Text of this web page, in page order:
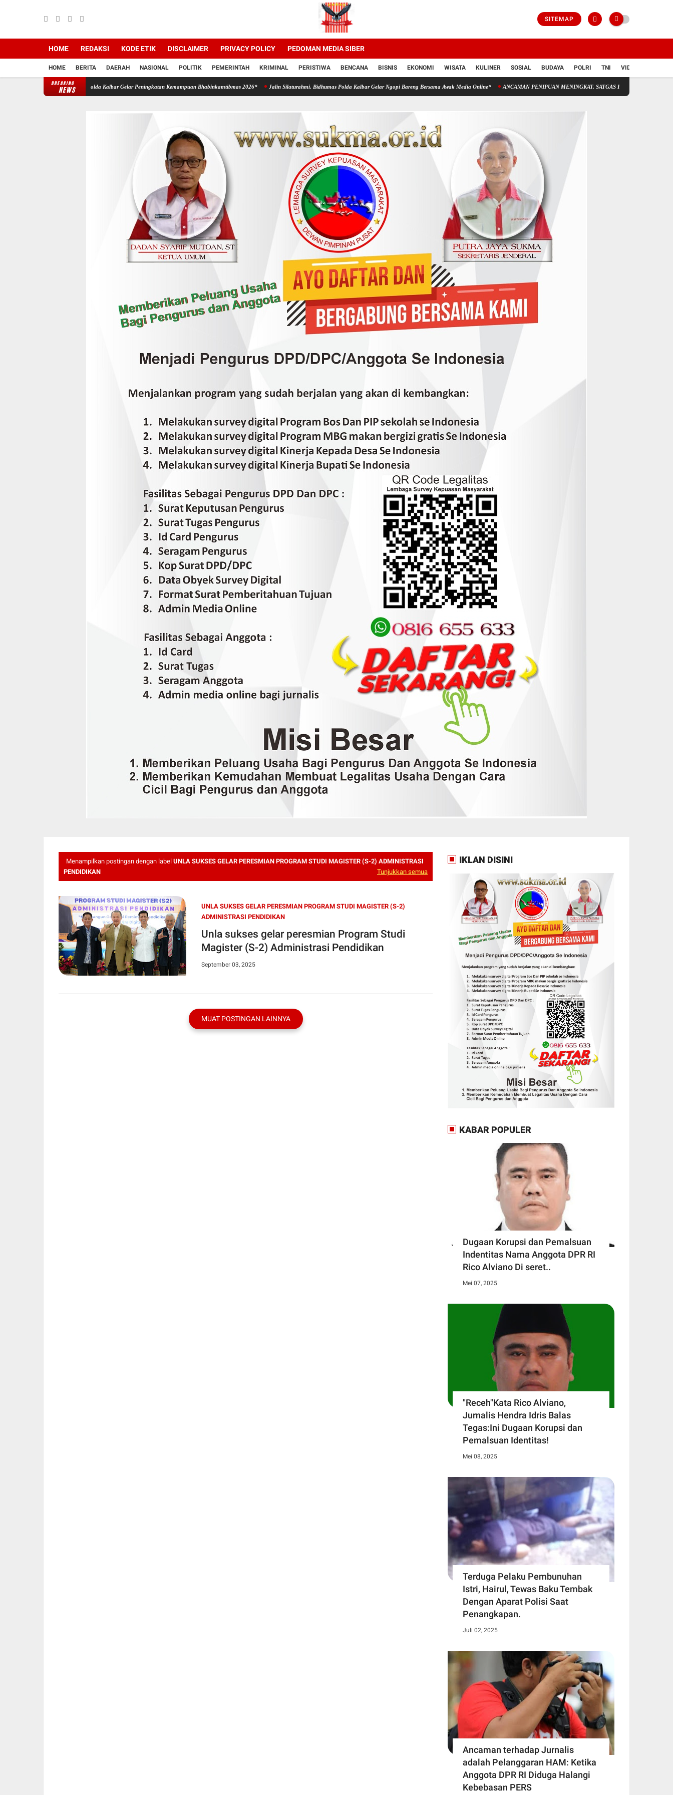
SITEMAP
HOME REDAKSI KODE ETIK DISCLAIMER PRIVACY POLICY PEDOMAN MEDIA SIBER
HOME BERITA DAERAH NASIONAL POLITIK PEMERINTAH KRIMINAL PERISTIWA BENCANA BISNIS EKONOMI WISATA KULINER SOSIAL BUDAYA POLRI TNI VIDIO
BREAKING
NEWS
dan Keamanan Desa, Polda Kalbar Gelar Peningkatan Kemampuan Bhabinkamtibmas 2026* Jalin Silaturahmi, Bidhumas Polda Kalbar Gelar Ngopi Bareng Bersama Awak Media Online* ANCAMAN PENIPUAN MENINGKAT, SATGAS PASTI PERKUAT PENINDAKAN
Menampilkan postingan dengan label UNLA SUKSES GELAR PERESMIAN PROGRAM STUDI MAGISTER (S-2) ADMINISTRASI
PENDIDIKAN
Tunjukkan semua
UNLA SUKSES GELAR PERESMIAN PROGRAM STUDI MAGISTER (S-2)
ADMINISTRASI PENDIDIKAN
Unla sukses gelar peresmian Program Studi
Magister (S-2) Administrasi Pendidikan
September 03, 2025
MUAT POSTINGAN LAINNYA
IKLAN DISINI
KABAR POPULER
Dugaan Korupsi dan Pemalsuan
Indentitas Nama Anggota DPR RI
Rico Alviano Di seret..
Mei 07, 2025
"Receh"Kata Rico Alviano,
Jurnalis Hendra Idris Balas
Tegas:Ini Dugaan Korupsi dan
Pemalsuan Identitas!
Mei 08, 2025
Terduga Pelaku Pembunuhan
Istri, Hairul, Tewas Baku Tembak
Dengan Aparat Polisi Saat
Penangkapan.
Juli 02, 2025
Ancaman terhadap Jurnalis
adalah Pelanggaran HAM: Ketika
Anggota DPR RI Diduga Halangi
Kebebasan PERS